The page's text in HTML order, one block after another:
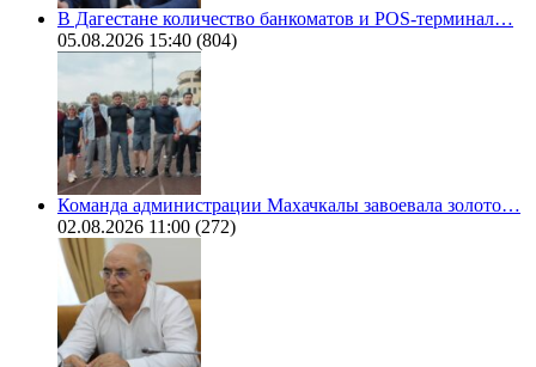
В Дагестане количество банкоматов и POS-терминал…
05.08.2026 15:40 (804)
Команда администрации Махачкалы завоевала золото…
02.08.2026 11:00 (272)